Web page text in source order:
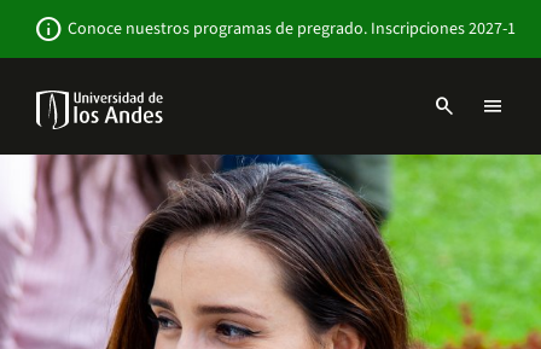
contenido
info Conoce nuestros programas de pregrado. Inscripciones 2027-1
Navbar
-
Sitio
Institucional
search menu